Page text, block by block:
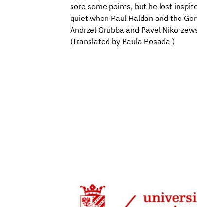
sore some points, but he lost
quiet when Paul Haldan and the
Andrzel Grubba and Pavel
(Translated by Paula Posada )
1 jun 2000, 00:00